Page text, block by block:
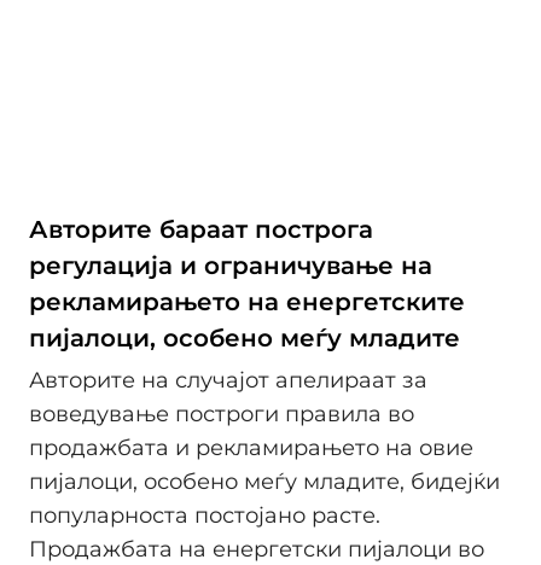
Авторите бараат построга
регулација и ограничување на
рекламирањето на енергетските
пијалоци, особено меѓу младите
Авторите на случајот апелираат за
воведување построги правила во
продажбата и рекламирањето на овие
пијалоци, особено меѓу младите, бидејќи
популарноста постојано расте.
Продажбата на енергетски пијалоци во